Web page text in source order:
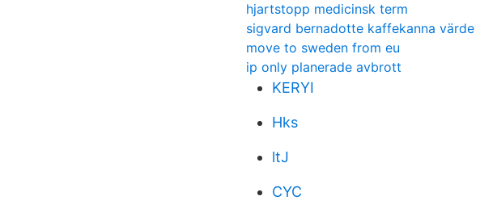
hjartstopp medicinsk term
sigvard bernadotte kaffekanna värde
move to sweden from eu
ip only planerade avbrott
KERYI
Hks
ltJ
CYC